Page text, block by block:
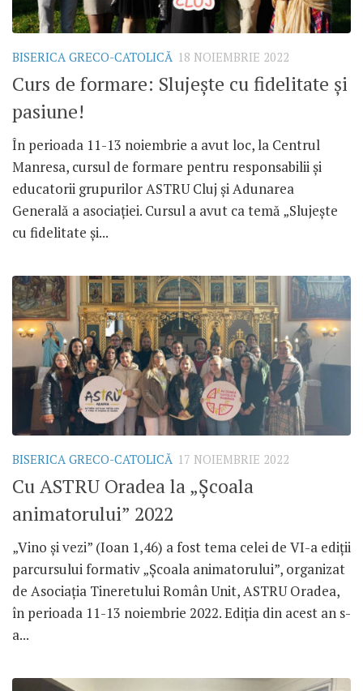
BISERICA GRECO-CATOLICĂ 18 NOIEMBRIE 2022
Curs de formare: Slujește cu fidelitate și
pasiune!
În perioada 11-13 noiembrie a avut loc, la Centrul
Manresa, cursul de formare pentru responsabilii și
educatorii grupurilor ASTRU Cluj și Adunarea
Generală a asociației. Cursul a avut ca temă „Slujește
cu fidelitate și...
BISERICA GRECO-CATOLICĂ 17 NOIEMBRIE 2022
Cu ASTRU Oradea la „Școala
animatorului” 2022
„Vino și vezi” (Ioan 1,46) a fost tema celei de VI-a ediții
parcursului formativ „Școala animatorului”, organizat
de Asociația Tineretului Român Unit, ASTRU Oradea,
în perioada 11-13 noiembrie 2022. Ediția din acest an s-
a...